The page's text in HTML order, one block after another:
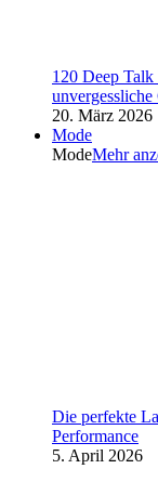
120 Deep Talk
unvergessliche
20. März 2026
Mode
ModeMehr
Die perfekte
Performance
5. April 2026